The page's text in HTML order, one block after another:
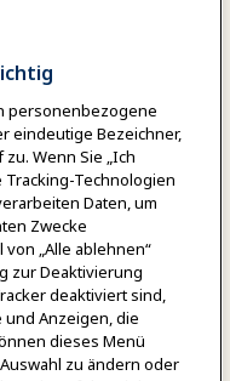
Palooza
Park
personenbezogene
eindeutige Bezeichner,
Wenn Sie „Ich
Technologien
Daten, um
Zwecke
„Alle ablehnen“
zur Deaktivierung
deaktiviert sind,
Anzeigen, die
dieses Menü
zu ändern oder